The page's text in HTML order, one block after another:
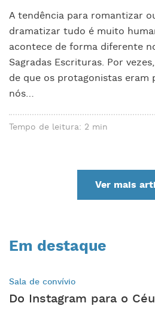
Em destaque
Sala de convívio
Do Instagram para o
A tendência para romantizar
dramatizar tudo é muito
acontece de forma diferente
Sagradas Escrituras. Por
de que os protagonistas eram
nós…
Tempo de leitura: 2 min
Ver mais